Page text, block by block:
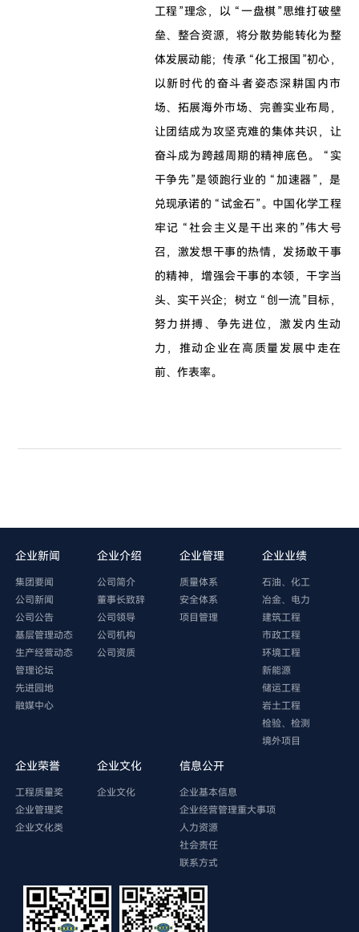
工程”理念，以 “一盘棋”思维打破壁
垒、整合资源，将分散势能转化为整
体发展动能；传承 “化工报国”初心，
以新时代的奋斗者姿态深耕国内市
场、拓展海外市场、完善实业布局，
让团结成为攻坚克难的集体共识，让
奋斗成为跨越周期的精神底色。 “实
干争先”是领跑行业的 “加速器”，是
兑现承诺的 “试金石”。中国化学工程
牢记 “社会主义是干出来的”伟大号
召，激发想干事的热情，发扬敢干事
的精神，增强会干事的本领，干字当
头、实干兴企；树立 “创一流”目标，
努力拼搏、争先进位，激发内生动
力，推动企业在高质量发展中走在
前、作表率。
企业新闻
集团要闻
公司新闻
公司公告
基层管理动态
生产经营动态
管理论坛
先进园地
融媒中心
企业介绍
公司简介
董事长致辞
公司领导
公司机构
公司资质
企业管理
质量体系
安全体系
项目管理
企业业绩
石油、化工
冶金、电力
建筑工程
市政工程
环境工程
新能源
储运工程
岩土工程
检验、检测
境外项目
企业荣誉
工程质量奖
企业管理奖
企业文化类
企业文化
企业文化
信息公开
企业基本信息
企业经营管理重大事项
人力资源
社会责任
联系方式